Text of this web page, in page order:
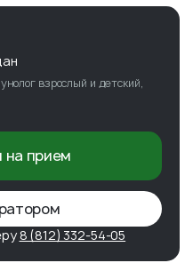
взрослый и детский,
на прием
8 (812) 332-54-05